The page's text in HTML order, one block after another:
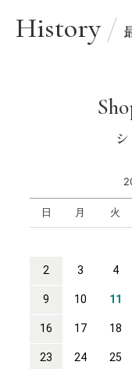
History